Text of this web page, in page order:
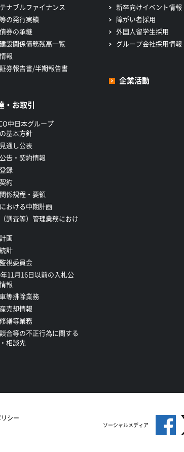
ナブルファイナンス
の発行実績
券の承継
設関係債務残高一覧
報
券報告書/半期報告書
・お取引
中日本グループ
基本方針
通し公表
告・契約情報
録
約
係規程・要領
おける中期計画
調査等）管理業務におけ
画
計
視委員会
11月16日以前の入札公
報
等排除業務
売却情報
繕等業務
合等の不正行為に関する
相談先
新卒向けイベント情報
障がい者採用
外国人留学生採用
グループ会社採用情報
企業活動
シー
ソーシャルメディア